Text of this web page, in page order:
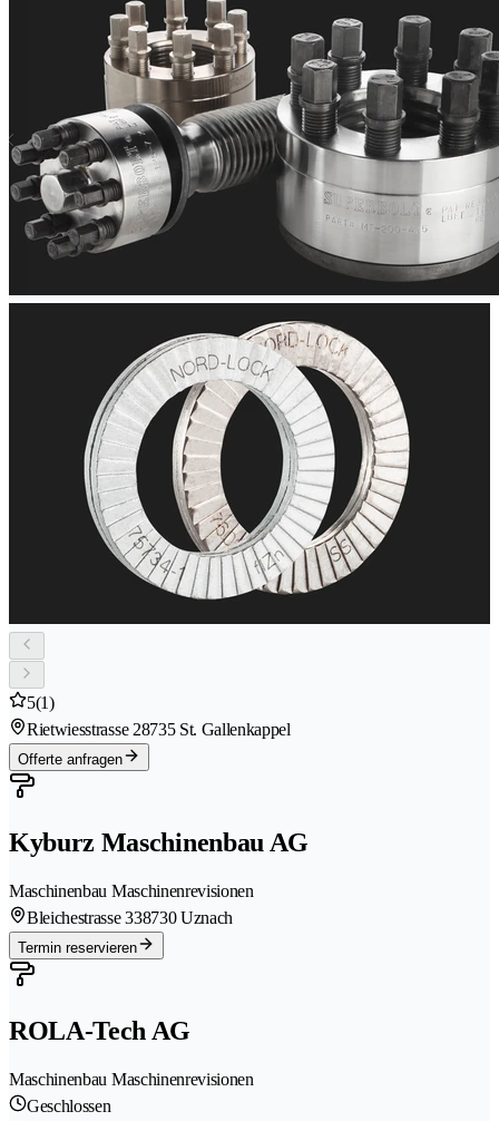
5(1)
Rietwiesstrasse 28735 St. Gallenkappel
Offerte anfragen
Kyburz Maschinenbau AG
Maschinenbau Maschinenrevisionen
Bleichestrasse 338730 Uznach
Termin reservieren
ROLA-Tech AG
Maschinenbau Maschinenrevisionen
Geschlossen